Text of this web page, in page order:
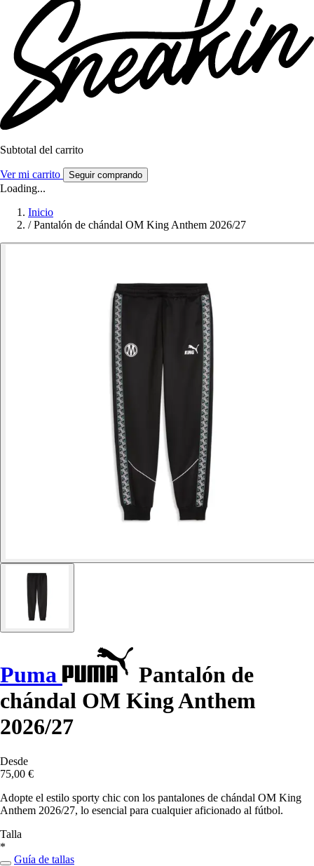
Subtotal del carrito
Ver mi carrito Seguir comprando
Loading...
Inicio
/ Pantalón de chándal OM King Anthem 2026/27
Puma
Pantalón de
chándal OM King Anthem
2026/27
Desde
75,00 €
Adopte el estilo sporty chic con los pantalones de chándal OM King
Anthem 2026/27, lo esencial para cualquier aficionado al fútbol.
Talla
*
Guía de tallas